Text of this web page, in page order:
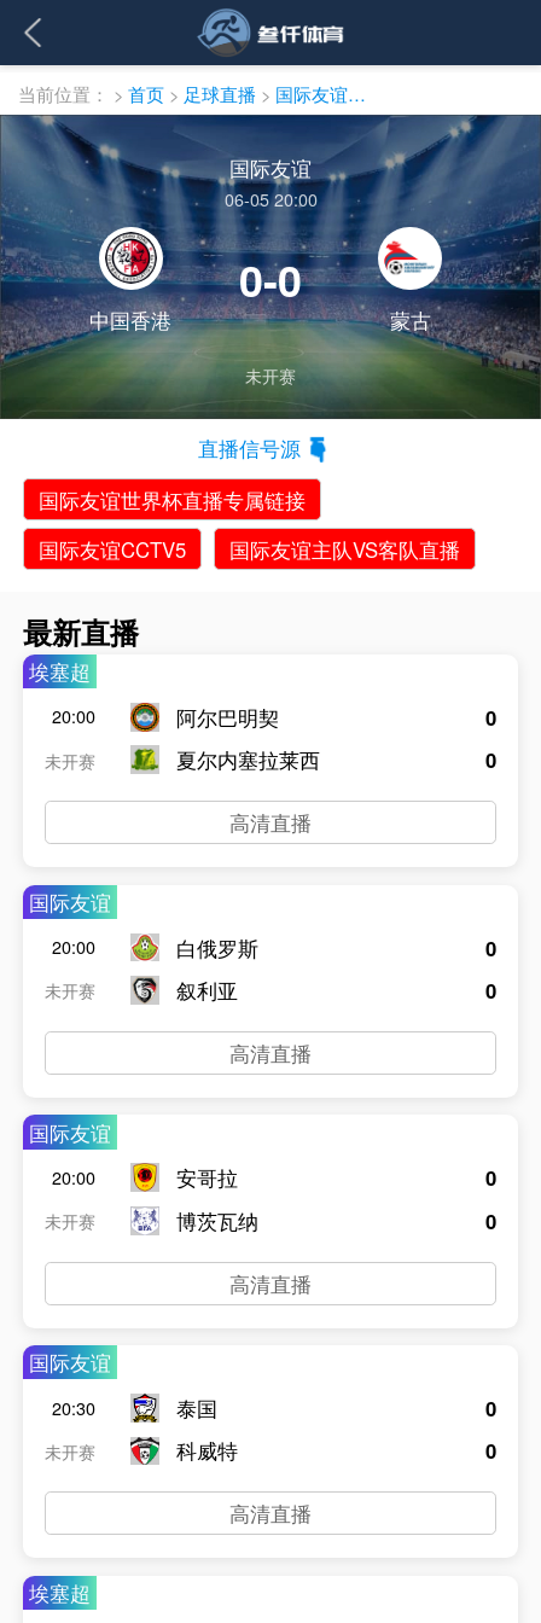
当前位置： > 首页 > 足球直播 > 国际友谊直播
国际友谊
06-05 20:00
中国香港
0-0
蒙古
未开赛
直播信号源
国际友谊世界杯直播专属链接
国际友谊CCTV5
国际友谊主队VS客队直播
最新直播
埃塞超
20:00
未开赛
阿尔巴明契
夏尔内塞拉莱西
0
0
高清直播
国际友谊
20:00
未开赛
白俄罗斯
叙利亚
0
0
高清直播
国际友谊
20:00
未开赛
安哥拉
博茨瓦纳
0
0
高清直播
国际友谊
20:30
未开赛
泰国
科威特
0
0
高清直播
埃塞超